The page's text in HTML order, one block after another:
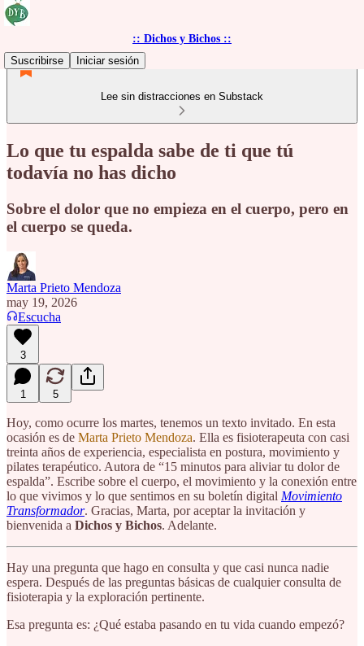
:: Dichos y Bichos ::
Suscribirse
Iniciar sesión
Lee sin distracciones en Substack
Lo que tu espalda sabe de ti que tú
todavía no has dicho
Sobre el dolor que no empieza en el cuerpo, pero en
el cuerpo se queda.
Marta Prieto Mendoza
may 19, 2026
Escucha
3
1 5
Hoy, como ocurre los martes, tenemos un texto invitado. En esta
ocasión es de Marta Prieto Mendoza. Ella es fisioterapeuta con casi
treinta años de experiencia, especialista en postura, movimiento y
pilates terapéutico. Autora de “15 minutos para aliviar tu dolor de
espalda”. Escribe sobre el cuerpo, el movimiento y la conexión entre
lo que vivimos y lo que sentimos en su boletín digital Movimiento
Transformador. Gracias, Marta, por aceptar la invitación y
bienvenida a Dichos y Bichos. Adelante.
Hay una pregunta que hago en consulta y que casi nunca nadie
espera. Después de las preguntas básicas de cualquier consulta de
fisioterapia y la exploración pertinente.
Esa pregunta es: ¿Qué estaba pasando en tu vida cuando empezó?